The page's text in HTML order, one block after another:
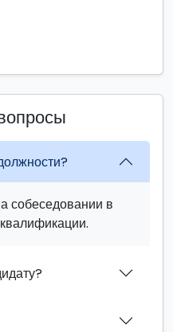
собеседовании в